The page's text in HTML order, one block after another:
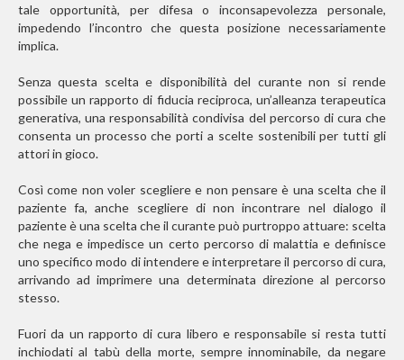
tale opportunità, per difesa o inconsapevolezza personale,
impedendo l’incontro che questa posizione necessariamente
implica.
Senza questa scelta e disponibilità del curante non si rende
possibile un rapporto di fiducia reciproca, un’alleanza terapeutica
generativa, una responsabilità condivisa del percorso di cura che
consenta un processo che porti a scelte sostenibili per tutti gli
attori in gioco.
Così come non voler scegliere e non pensare è una scelta che il
paziente fa, anche scegliere di non incontrare nel dialogo il
paziente è una scelta che il curante può purtroppo attuare: scelta
che nega e impedisce un certo percorso di malattia e definisce
uno specifico modo di intendere e interpretare il percorso di cura,
arrivando ad imprimere una determinata direzione al percorso
stesso.
Fuori da un rapporto di cura libero e responsabile si resta tutti
inchiodati al tabù della morte, sempre innominabile, da negare